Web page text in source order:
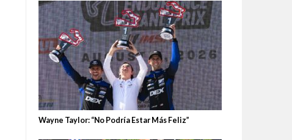
Wayne Taylor: “No Podría Estar Más Feliz”